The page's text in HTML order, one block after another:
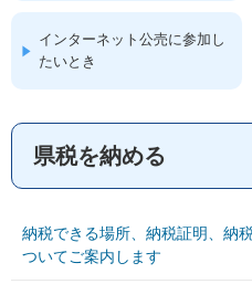
インターネット公売に参加し
たいとき
県税を納める
納税できる場所、納税証明、納
ついてご案内します